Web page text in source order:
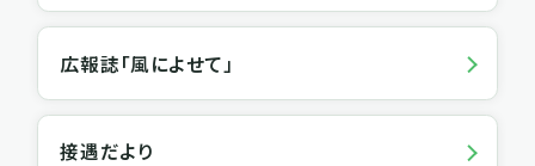
広報誌「風によせて」
接遇だより